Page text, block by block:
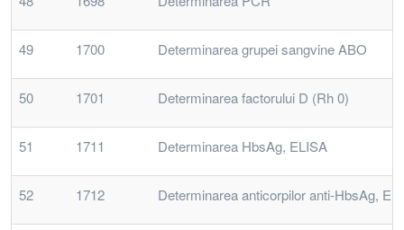
49 1700 Determinarea grupei sangvine ABO
50 1701 Determinarea factorului D (Rh 0)
51 1711 Determinarea HbsAg, ELISA
52 1712 Determinarea anticorpilor anti-HbsAg,